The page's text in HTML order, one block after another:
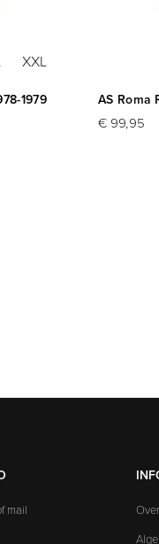
XXL
1979 AS Roma
€ 99,95
mail